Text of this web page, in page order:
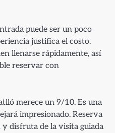
puede ser un poco
justifica el costo.
llenarse rápidamente, así
reservar con
merece un 9/10. Es una
impresionado. Reserva
disfruta de la visita guiada